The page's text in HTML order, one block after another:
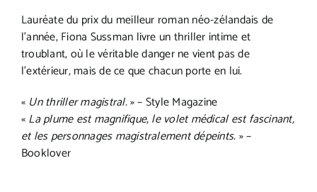
Lauréate du prix du meilleur roman néo-zélandais de
l’année, Fiona Sussman livre un thriller intime et
troublant, où le véritable danger ne vient pas de
l’extérieur, mais de ce que chacun porte en lui.
« Un thriller magistral.» – Style Magazine
«La plume est magnifique, le volet médical est fascinant,
et les personnages magistralement dépeints.» –
Booklover